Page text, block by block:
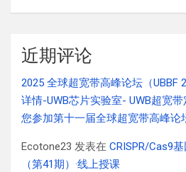
近期评论
2025 全球超宽带高峰论坛（UBBF
详情-UWB芯片实验室- UWB超宽
您参加第十一届全球超宽带高峰论
Ecotone23 发表在 CRISPR/Cas9
（第41期）·线上授课